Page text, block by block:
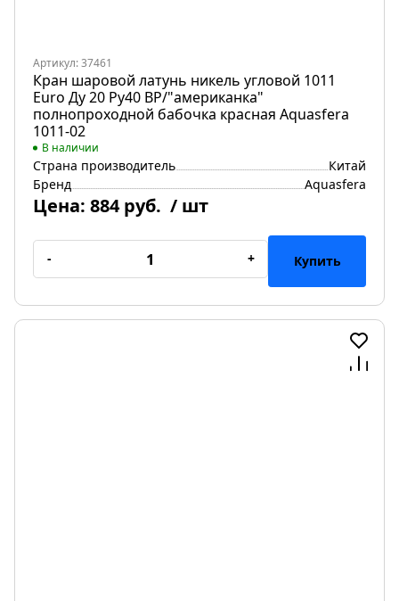
Артикул: 37461
Кран шаровой латунь никель угловой 1011
Euro Ду 20 Ру40 ВР/"американка"
полнопроходной бабочка красная Aquasfera
1011-02
В наличии
Страна производитель
Китай
Бренд
Aquasfera
Цена: 884 руб. / шт
- + Купить